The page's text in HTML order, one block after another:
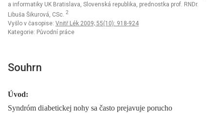
a informatiky UK Bratislava, Slovenská republika, prednostka prof. RNDr.
Libuša Šikurová, CSc. 2
Vyšlo v časopise: Vnitř Lék 2009; 55(10): 918-924
Kategorie: Původní práce
Souhrn
Úvod:
Syndróm di abetickej nohy sa často prejavuje porucho